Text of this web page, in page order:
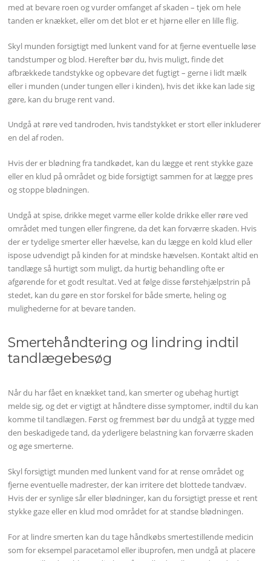
med at bevare roen og vurder omfanget af skaden – tjek om hele
tanden er knækket, eller om det blot er et hjørne eller en lille flig.
Skyl munden forsigtigt med lunkent vand for at fjerne eventuelle løse
tandstumper og blod. Herefter bør du, hvis muligt, finde det
afbrækkede tandstykke og opbevare det fugtigt – gerne i lidt mælk
eller i munden (under tungen eller i kinden), hvis det ikke kan lade sig
gøre, kan du bruge rent vand.
Undgå at røre ved tandroden, hvis tandstykket er stort eller inkluderer
en del af roden.
Hvis der er blødning fra tandkødet, kan du lægge et rent stykke gaze
eller en klud på området og bide forsigtigt sammen for at lægge pres
og stoppe blødningen.
Undgå at spise, drikke meget varme eller kolde drikke eller røre ved
området med tungen eller fingrene, da det kan forværre skaden. Hvis
der er tydelige smerter eller hævelse, kan du lægge en kold klud eller
ispose udvendigt på kinden for at mindske hævelsen. Kontakt altid en
tandlæge så hurtigt som muligt, da hurtig behandling ofte er
afgørende for et godt resultat. Ved at følge disse førstehjælpstrin på
stedet, kan du gøre en stor forskel for både smerte, heling og
mulighederne for at bevare tanden.
Smertehåndtering og lindring indtil
tandlægebesøg
Når du har fået en knækket tand, kan smerter og ubehag hurtigt
melde sig, og det er vigtigt at håndtere disse symptomer, indtil du kan
komme til tandlægen. Først og fremmest bør du undgå at tygge med
den beskadigede tand, da yderligere belastning kan forværre skaden
og øge smerterne.
Skyl forsigtigt munden med lunkent vand for at rense området og
fjerne eventuelle madrester, der kan irritere det blottede tandvæv.
Hvis der er synlige sår eller blødninger, kan du forsigtigt presse et rent
stykke gaze eller en klud mod området for at standse blødningen.
For at lindre smerten kan du tage håndkøbs smertestillende medicin
som for eksempel paracetamol eller ibuprofen, men undgå at placere